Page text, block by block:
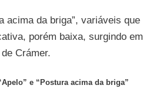
acima da briga”, variáveis que
porém baixa, surgindo em
Crámer.
e “Postura acima da briga”